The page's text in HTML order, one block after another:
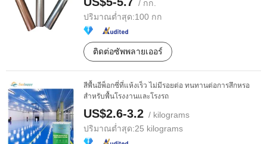
/ กก.
ปริมาณต่ำสุด:100 กก
ติดต่อซัพพลายเออร์
สีพื้นอีพ็อกซี่ที่แห้งเร็ว ไม่มีรอยต่อ ทนทานต่อการสึกหรอ
สำหรับพื้นโรงงานและโรงรถ
US$2.6-3.2 / kilograms
ปริมาณต่ำสุด:25 kilograms